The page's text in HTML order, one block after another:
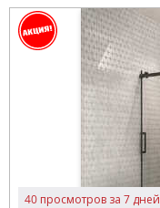
40 просмотров за 7 дней